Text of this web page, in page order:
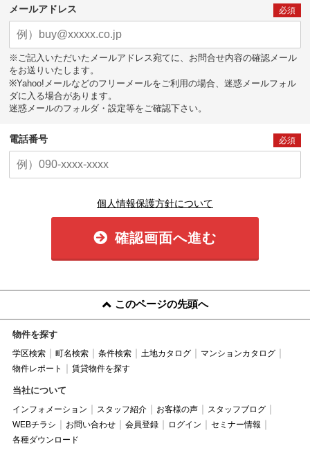
メールアドレス 必須
※ご記入いただいたメールアドレス宛てに、お問合せ内容の確認メール
をお送りいたします。
※Yahoo!メールなどのフリーメールをご利用の場合、迷惑メールフォル
ダに入る場合があります。
迷惑メールのフォルダ・設定等をご確認下さい。
電話番号 必須
個人情報保護方針について
確認画面へ進む
このページの先頭へ
物件を探す
学区検索 町名検索 条件検索 土地カタログ
マンションカタログ
物件レポート
賃貸物件を探す
当社について
インフォメーション スタッフ紹介 お客様の声
スタッフブログ
WEBチラシ
お問い合わせ 会員登録 ログイン
セミナー情報
各種ダウンロード